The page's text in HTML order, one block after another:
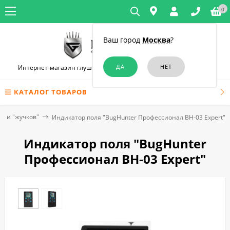
Ваш город Москва?
0
Интернет-магазин глушилок связи и диктофонов в Челябинске
КАТАЛОГ ТОВАРОВ
и "жучков" Индикатор поля "BugHunter Профессионал BH-03 Expert"
Индикатор поля "BugHunter
Профессионал BH-03 Expert"